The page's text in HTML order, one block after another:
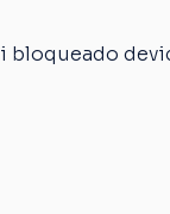
bloqueado